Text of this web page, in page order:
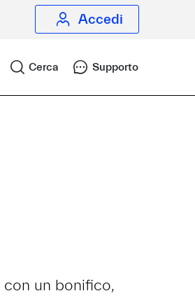
Accedi
Cerca Supporto
un bonifico,